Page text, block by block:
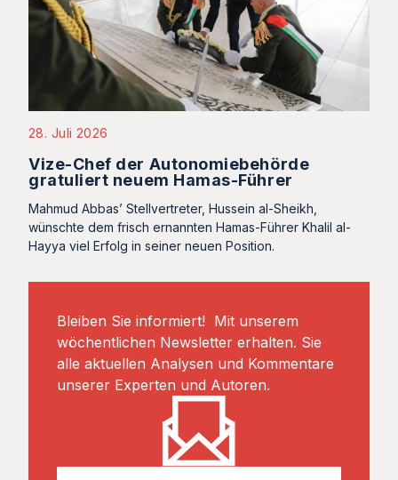
28. Juli 2026
Vize-Chef der Autonomiebehörde
gratuliert neuem Hamas-Führer
Mahmud Abbas’ Stellvertreter, Hussein al-Sheikh,
wünschte dem frisch ernannten Hamas-Führer Khalil al-
Hayya viel Erfolg in seiner neuen Position.
Bleiben Sie informiert! Mit unserem
wöchentlichen Newsletter erhalten. Sie
alle aktuellen Analysen und Kommentare
unserer Experten und Autoren.